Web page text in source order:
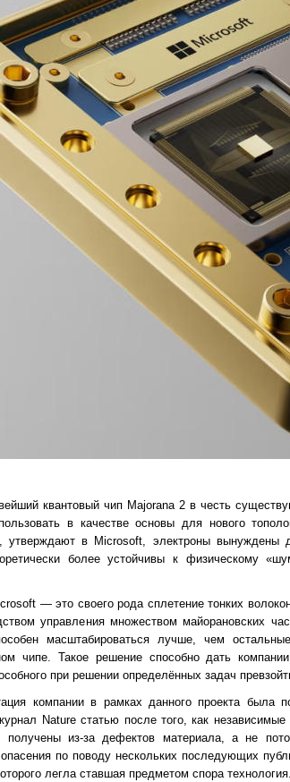
квантовый чип Majorana 2 в честь
в качестве основы для нового
утверждают в Microsoft, электроны вынуждены
более устойчивы к физическому
— это своего рода сплетение тонких
управления множеством майорановских
масштабироваться лучше, чем
чипе. Такое решение способно дать
при решении определённых задач
компании в рамках данного проекта
Nature статью после того, как независимые
из-за дефектов материала, а не
по поводу нескольких последующих
легла ставшая предметом спора технология.